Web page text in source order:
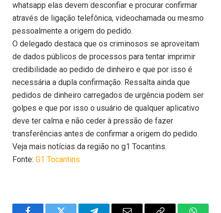
whatsapp elas devem desconfiar e procurar confirmar
através de ligação telefônica, videochamada ou mesmo
pessoalmente a origem do pedido.
O delegado destaca que os criminosos se aproveitam
de dados públicos de processos para tentar imprimir
credibilidade ao pedido de dinheiro e que por isso é
necessária a dupla confirmação. Ressalta ainda que
pedidos de dinheiro carregados de urgência podem ser
golpes e que por isso o usuário de qualquer aplicativo
deve ter calma e não ceder à pressão de fazer
transferências antes de confirmar a origem do pedido.
Veja mais notícias da região no g1 Tocantins.
Fonte: G1 Tocantins